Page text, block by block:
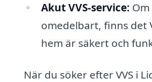
Akut VVS-service:
omedelbart, finns det
hem är säkert och
När du söker efter VVS i